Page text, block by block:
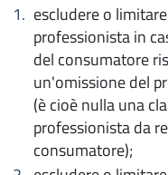
escludere o
professionista in
del consumatore
un'omissione del
(è cioè nulla una
professionista da
consumatore);